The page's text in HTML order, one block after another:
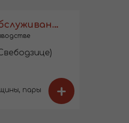
Оператор по обслуживанию ленточных пил
пары +